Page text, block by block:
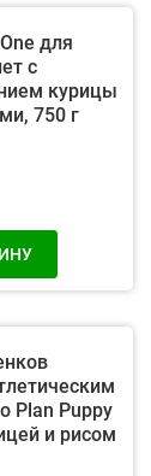
для
с
курицы
750 г
Plan Puppy
и рисом